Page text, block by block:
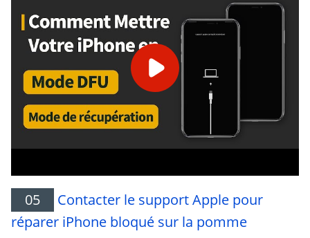
05
Contacter le support Apple pour
réparer iPhone bloqué sur la pomme